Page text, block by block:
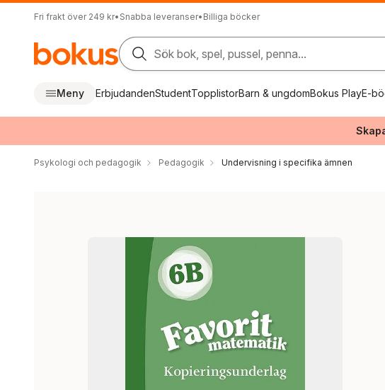
Fri frakt över 249 kr• Snabba leveranser• Billiga böcker
Sök bok, spel, pussel, penna...
Meny ErbjudandenStudentTopplistorBarn & ungdomBokus PlayE-
Psykologi och pedagogik Pedagogik Undervisning i specifika ämnen